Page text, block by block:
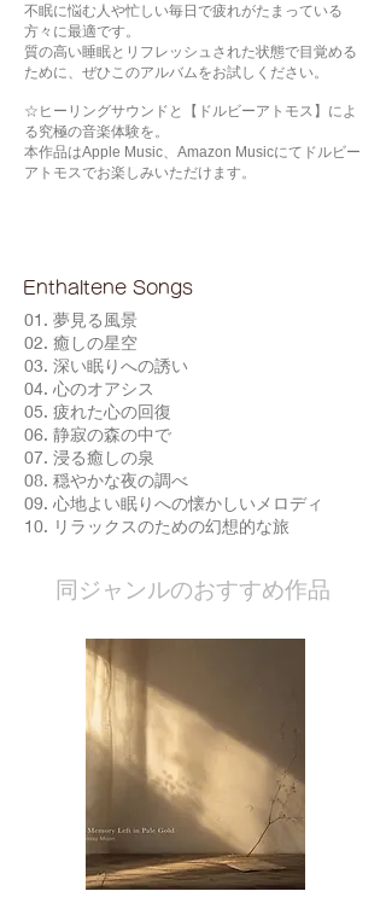
不眠に悩む人や忙しい毎日で疲れがたまっている
方々に最適です。
質の高い睡眠とリフレッシュされた状態で目覚める
ために、ぜひこのアルバムをお試しください。
☆ヒーリングサウンドと【ドルビーアトモス】によ
る究極の音楽体験を。
本作品はApple Music、Amazon Musicにてドルビー
アトモスでお楽しみいただけます。
Enthaltene Songs
01. 夢見る風景
02. 癒しの星空
03. 深い眠りへの誘い
04. 心のオアシス
05. 疲れた心の回復
06. 静寂の森の中で
07. 浸る癒しの泉
08. 穏やかな夜の調べ
09. 心地よい眠りへの懐かしいメロディ
10. リラックスのための幻想的な旅
​同ジャンルのおすすめ作品